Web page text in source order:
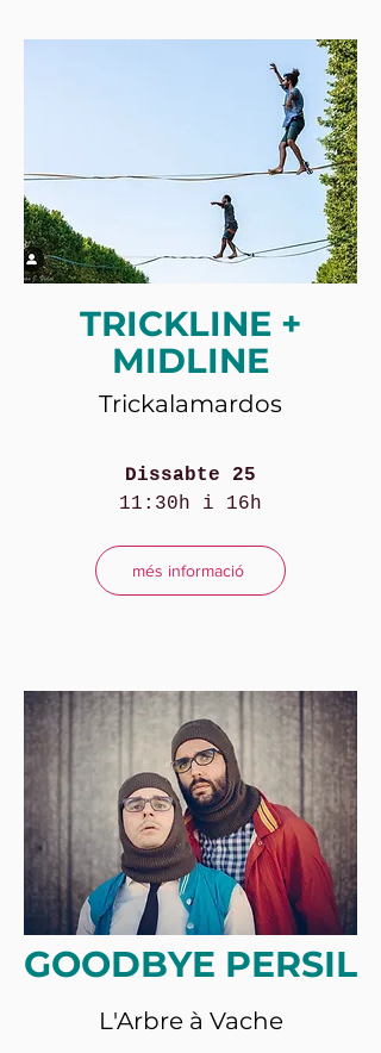
Trickalamardos
TRICKLINE +
MIDLINE
Dissabte 25
11:30h i 16h
més informació
GOODBYE PERSIL
L'Arbre à Vache